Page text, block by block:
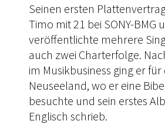
Seinen ersten
Timo mit 21 bei SONY-BMG
veröffentlichte mehrere
auch zwei Charterfolge.
im Musikbusiness ging er
Neuseeland, wo er eine
besuchte und sein erstes
Englisch schrieb.